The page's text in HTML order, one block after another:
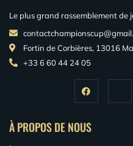
Le plus grand rassemblement de
Fortin de Corbières, 13016
+33 6 60 44 24 05
À PROPOS DE NOUS